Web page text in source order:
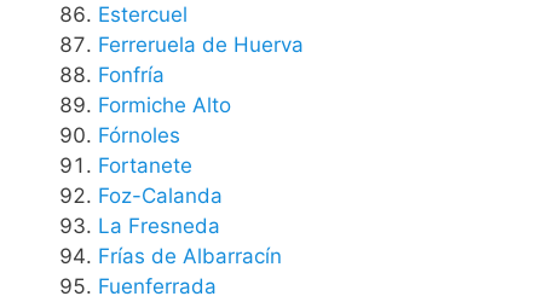
Estercuel
Ferreruela de Huerva
Fonfría
Formiche Alto
Fórnoles
Fortanete
Foz-Calanda
La Fresneda
Frías de Albarracín
Fuenferrada